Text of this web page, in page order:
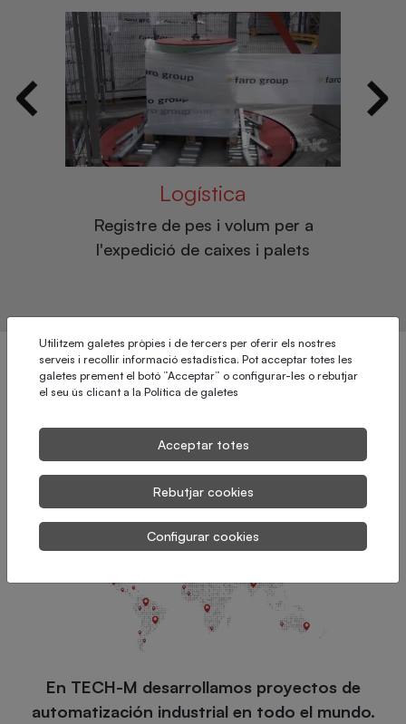
Logística
Registre de pes i volum per a
l'expedició de caixes i palets
¿Dónde trabajamos?
En TECH-M desarrollamos proyectos de
automatización industrial en todo el mundo.
Utilitzem galetes pròpies i de tercers per oferir els nostres
serveis i recollir informació estadística. Pot acceptar totes les
galetes prement el botó ”Acceptar” o configurar-les o rebutjar
el seu ús clicant a la Política de galetes
Acceptar totes
Rebutjar cookies
Configurar cookies